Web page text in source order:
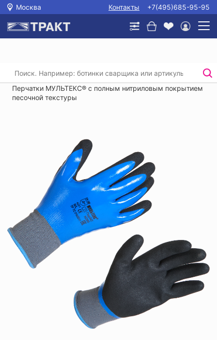
Москва Контакты +7(495)685-95-95
Главная / /
Перчатки текстильные с покрытием
Перчатки МУЛЬТЕКС® с полным нитриловым покрытием
песочной текстуры